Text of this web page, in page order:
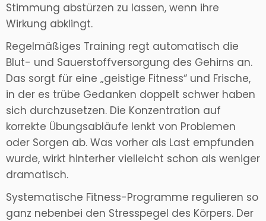
Stimmung abstürzen zu lassen, wenn ihre
Wirkung abklingt.
Regelmäßiges Training regt automatisch die
Blut- und Sauerstoffversorgung des Gehirns an.
Das sorgt für eine „geistige Fitness“ und Frische,
in der es trübe Gedanken doppelt schwer haben
sich durchzusetzen. Die Konzentration auf
korrekte Übungsabläufe lenkt von Problemen
oder Sorgen ab. Was vorher als Last empfunden
wurde, wirkt hinterher vielleicht schon als weniger
dramatisch.
Systematische Fitness-Programme regulieren so
ganz nebenbei den Stresspegel des Körpers. Der